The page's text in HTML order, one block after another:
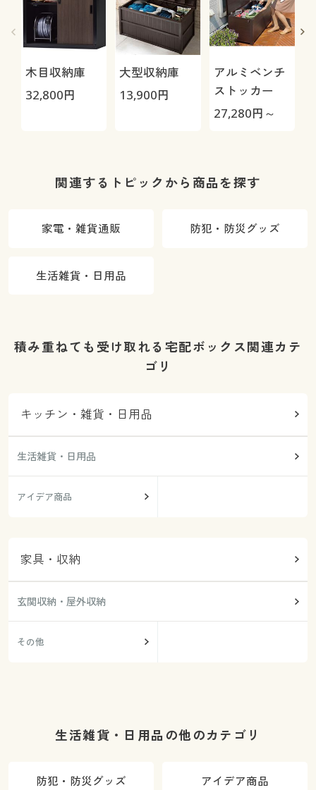
木目収納庫
32,800円
大型収納庫
13,900円
アルミベンチ
ストッカー
27,280円～
関連するトピックから商品を探す
家電・雑貨通販 防犯・防災グッズ
生活雑貨・日用品
積み重ねても受け取れる宅配ボックス関連カテ
ゴリ
キッチン・雑貨・日用品
生活雑貨・日用品
アイデア商品
家具・収納
玄関収納・屋外収納
その他
生活雑貨・日用品の他のカテゴリ
防犯・防災グッズ アイデア商品